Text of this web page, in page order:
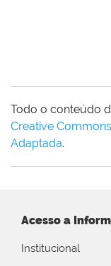
Todo o conteúdo
Creative
Adaptada.
Acesso a
Institucional